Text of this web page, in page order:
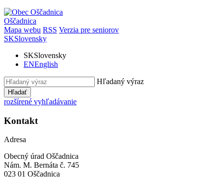
Oščadnica
Mapa webu RSS Verzia pre seniorov
SKSlovensky
SKSlovensky
ENEnglish
Hľadaný výraz
Hľadať
rozšírené vyhľadávanie
Kontakt
Adresa
Obecný úrad Oščadnica
Nám. M. Bernáta č. 745
023 01 Oščadnica